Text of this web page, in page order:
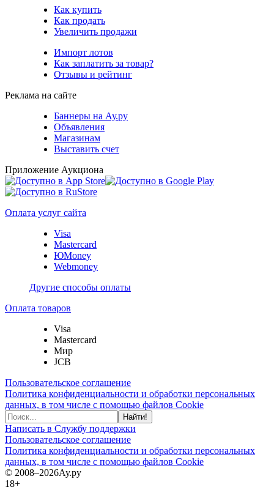
Как купить
Как продать
Увеличить продажи
Импорт лотов
Как заплатить за товар?
Отзывы и рейтинг
Реклама на сайте
Баннеры на Ау.ру
Объявления
Магазинам
Выставить счет
Приложение Аукциона
Оплата услуг сайта
Visa
Mastercard
ЮMoney
Webmoney
Другие способы оплаты
Оплата товаров
Visa
Mastercard
Мир
JCB
Пользовательское соглашение
Политика конфиденциальности и обработки персональных
данных, в том числе с помощью файлов Cookie
Найти!
Написать в Службу поддержки
Пользовательское соглашение
Политика конфиденциальности и обработки персональных
данных, в том числе с помощью файлов Cookie
© 2008–2026Ау.ру
18+